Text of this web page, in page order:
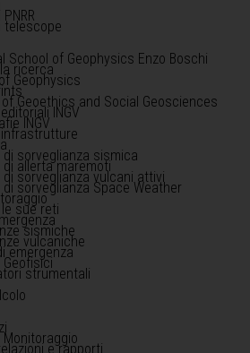
telescope
School of Geophysics Enzo Boschi
ricerca
Geophysics
Geoethics and Social Geosciences
INGV
INGV
di sorveglianza sismica
di allerta maremoti
di sorveglianza vulcani attivi
di sorveglianza Space Weather
le sue reti
sismiche
vulcaniche
emergenza
strumentali
e rapporti